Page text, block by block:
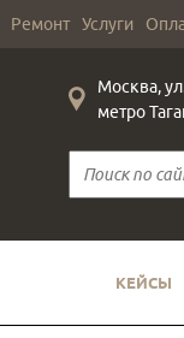
Ремонт Услуги
Москва,
метро
КЕЙСЫ